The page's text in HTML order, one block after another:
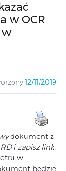
w OCR
w
12/11/2019
dokument z
i zapisz link.
w
będzie